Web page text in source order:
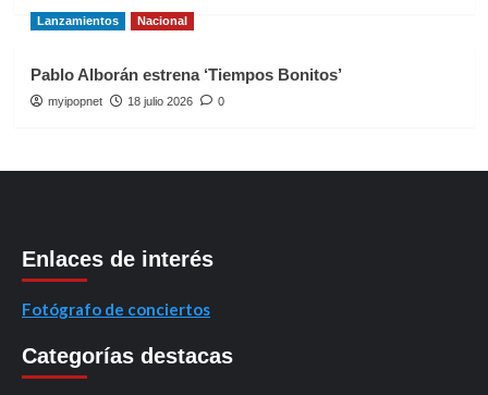
Lanzamientos Nacional
Pablo Alborán estrena ‘Tiempos Bonitos’
myipopnet 18 julio 2026 0
Enlaces de interés
Fotógrafo de conciertos
Categorías destacas